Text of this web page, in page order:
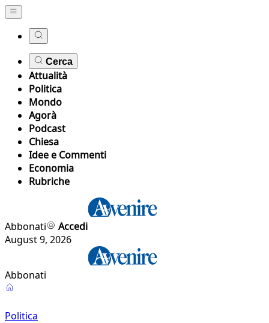
Cerca
Attualità
Politica
Mondo
Agorà
Podcast
Chiesa
Idee e Commenti
Economia
Rubriche
Abbonati
Accedi
August 9, 2026
Abbonati
Politica